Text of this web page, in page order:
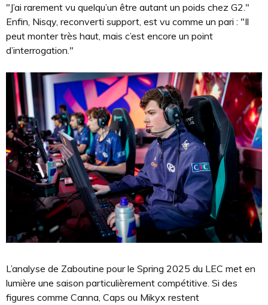
"J’ai rarement vu quelqu’un être autant un poids chez G2."
Enfin, Nisqy, reconverti support, est vu comme un pari : "Il
peut monter très haut, mais c’est encore un point
d’interrogation."
L’analyse de Zaboutine pour le Spring 2025 du LEC met en
lumière une saison particulièrement compétitive. Si des
figures comme Canna, Caps ou Mikyx restent